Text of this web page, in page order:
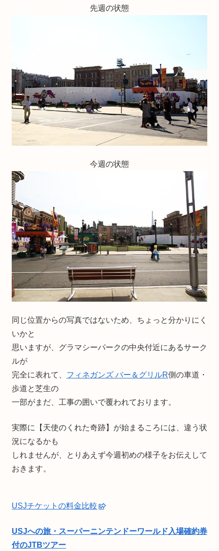
先週の状態
今週の状態
同じ位置からの写真ではないため、ちょっと分かりにく
いかと
思いますが、グラマシーパークの中央付近にあるサーク
ルが
完全に表れて、 フィネガンズ バー＆グリルR側の車道・
歩道と芝生の
一部がまだ、工事の囲いで覆われております。
実際に【天使のくれた奇跡】が始まるころには、違う状
況になるかも
しれませんが、とりあえず今週初めの様子をお伝えして
おきます。
USJチケットの料金比較
USJへの旅・スーパーニンテンドーワールド入場確約券
付のJTBツアー